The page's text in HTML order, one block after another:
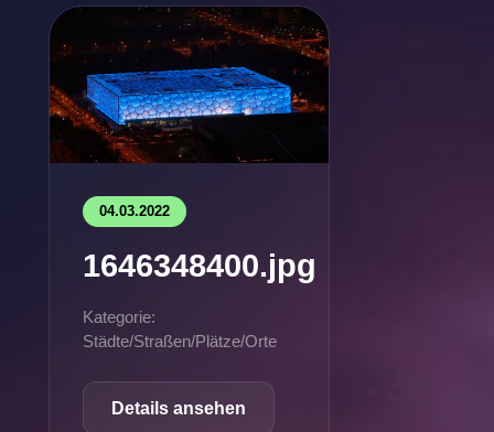
04.03.2022
1646348400.jpg
Kategorie:
Städte/Straßen/Plätze/Orte
Details ansehen